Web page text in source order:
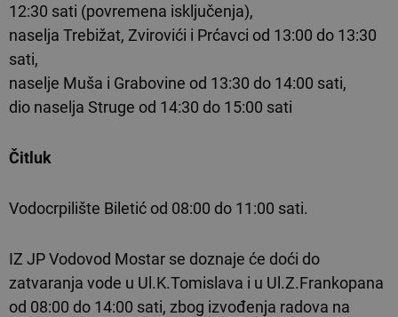
12:30 sati (povremena isključenja),
naselja Trebižat, Zvirovići i Prćavci od 13:00 do 13:30
sati,
naselje Muša i Grabovine od 13:30 do 14:00 sati,
dio naselja Struge od 14:30 do 15:00 sati
Čitluk
Vodocrpilište Biletić od 08:00 do 11:00 sati.
IZ JP Vodovod Mostar se doznaje će doći do
zatvaranja vode u Ul.K.Tomislava i u Ul.Z.Frankopana
od 08:00 do 14:00 sati, zbog izvođenja radova na